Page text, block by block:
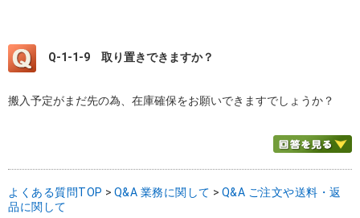
Q-1-1-9 取り置きできますか？
搬入予定がまだ先の為、在庫確保をお願いできますでしょうか？
よくある質問TOP > Q&A 業務に関して > Q&A ご注文や送料・返
品に関して